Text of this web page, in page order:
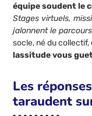
équipe soudent le
Stages virtuels,
jalonnent le parcours
socle, né du
lassitude vous
Les
taraudent